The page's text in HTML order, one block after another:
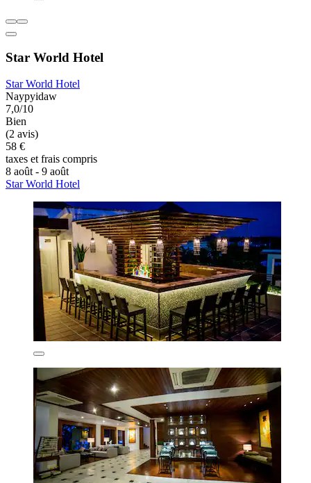
Star World Hotel
Star World Hotel
Naypyidaw
7,0/10
Bien
(2 avis)
58 €
taxes et frais compris
8 août - 9 août
Star World Hotel